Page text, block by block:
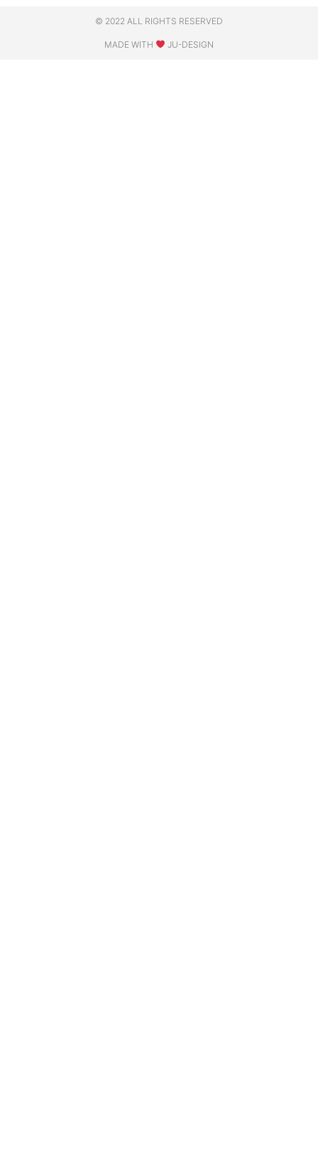
© 2022 ALL RIGHTS RESERVED
MADE WITH JU-DESIGN